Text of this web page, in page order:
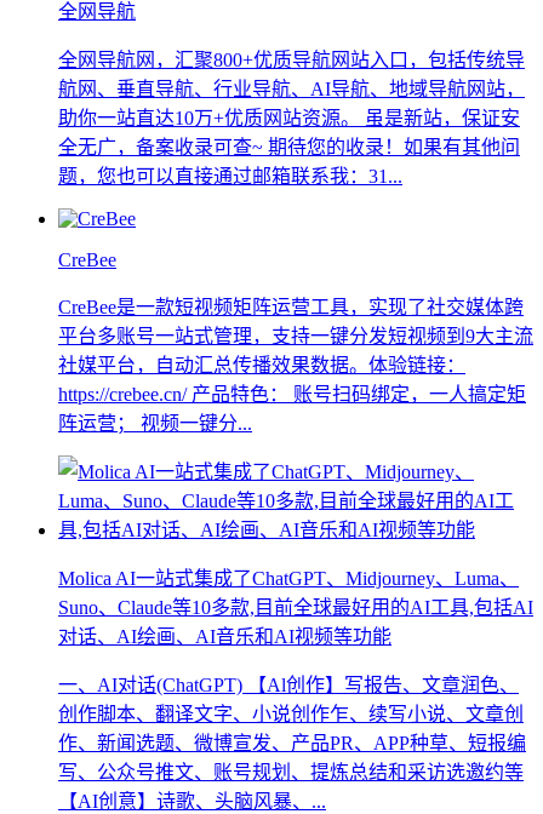
全网导航
全网导航网，汇聚800+优质导航网站入口，包括传统导
航网、垂直导航、行业导航、AI导航、地域导航网站，
助你一站直达10万+优质网站资源。 虽是新站，保证安
全无广，备案收录可查~ 期待您的收录！如果有其他问
题，您也可以直接通过邮箱联系我：31...
CreBee
CreBee是一款短视频矩阵运营工具，实现了社交媒体跨
平台多账号一站式管理，支持一键分发短视频到9大主流
社媒平台，自动汇总传播效果数据。体验链接：
https://crebee.cn/ 产品特色： 账号扫码绑定，一人搞定矩
阵运营； 视频一键分...
Molica AI一站式集成了ChatGPT、Midjourney、Luma、
Suno、Claude等10多款,目前全球最好用的AI工具,包括AI
对话、AI绘画、AI音乐和AI视频等功能
一、AI对话(ChatGPT) 【Al创作】写报告、文章润色、
创作脚本、翻译文字、小说创作乍、续写小说、文章创
作、新闻选题、微博宣发、产品PR、APP种草、短报编
写、公众号推文、账号规划、提炼总结和采访选邀约等
【AI创意】诗歌、头脑风暴、...